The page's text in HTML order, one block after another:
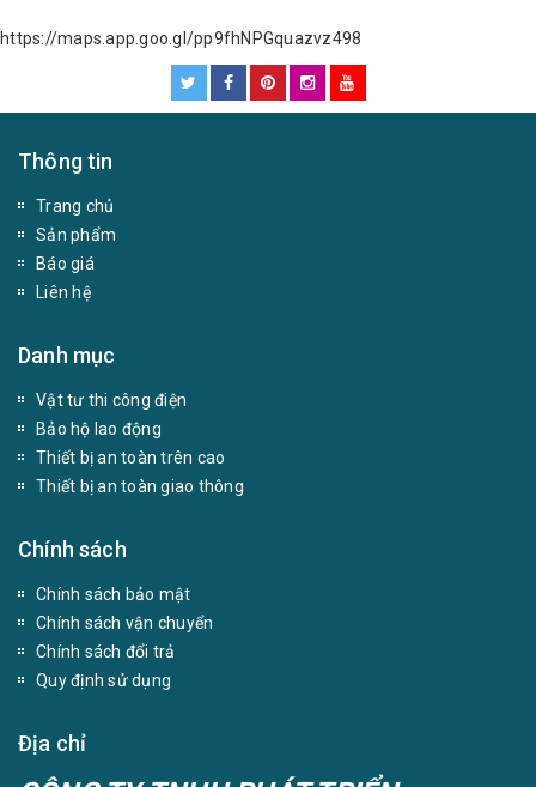
https://maps.app.goo.gl/pp9fhNPGquazvz498
Thông tin
Trang chủ
Sản phẩm
Báo giá
Liên hệ
Danh mục
Vật tư thi công điện
Bảo hộ lao động
Thiết bị an toàn trên cao
Thiết bị an toàn giao thông
Chính sách
Chính sách bảo mật
Chính sách vận chuyển
Chính sách đổi trả
Quy định sử dụng
Địa chỉ